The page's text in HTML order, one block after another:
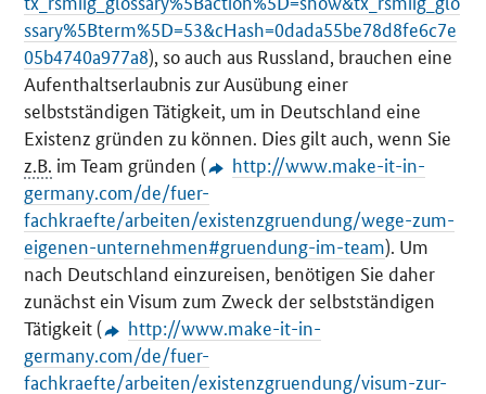
ssary%5Bterm%5D=53&cHash=0dada55be78d8fe6c7e
05b4740a977a8), so auch aus Russland, brauchen eine
Aufenthaltserlaubnis zur Ausübung einer
selbstständigen Tätigkeit, um in Deutschland eine
Existenz gründen zu können. Dies gilt auch, wenn Sie
z.B. im Team gründen (
http://www.make-it-in-
germany.com/de/fuer-
fachkraefte/arbeiten/existenzgruendung/wege-zum-
eigenen-unternehmen#gruendung-im-team). Um
nach Deutschland einzureisen, benötigen Sie daher
zunächst ein Visum zum Zweck der selbstständigen
Tätigkeit (
http://www.make-it-in-
germany.com/de/fuer-
fachkraefte/arbeiten/existenzgruendung/visum-zur-